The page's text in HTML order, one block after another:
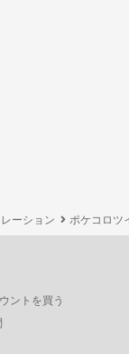
ーション ポケコロツ
ントを買う